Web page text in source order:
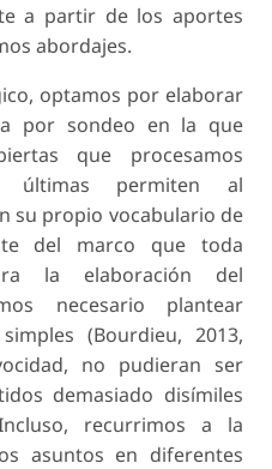
a partir de los aportes
abordajes.
optamos por elaborar
por sondeo en la que
que procesamos
últimas permiten al
su propio vocabulario de
del marco que toda
la elaboración del
necesario plantear
(Bourdieu, 2013,
no pudieran ser
demasiado disímiles
recurrimos a la
asuntos en diferentes